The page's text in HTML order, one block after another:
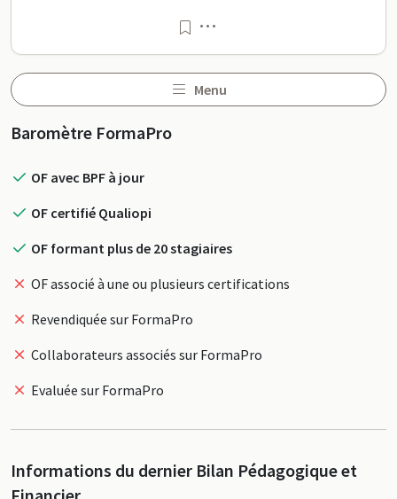
Menu
Profil
Baromètre FormaPro
OF avec BPF à jour
OF certifié Qualiopi
OF formant plus de 20 stagiaires
OF associé à une ou plusieurs certifications
Revendiquée sur FormaPro
Collaborateurs associés sur FormaPro
Evaluée sur FormaPro
Informations du dernier Bilan Pédagogique et